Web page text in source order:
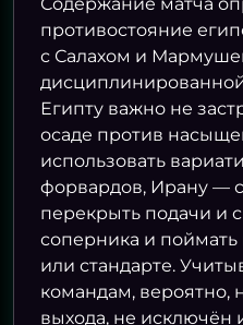
противостояние
с Салахом и
Египту важно не
осаде против
использовать
форвардов, Ирану —
перекрыть подачи и
соперника и поймать
или стандарте.
командам, вероятно,
выхода, не исключён